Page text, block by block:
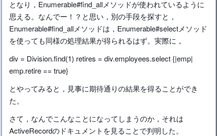
となり，Enumerable#find_allメソッドが使われているように
思える。なんでー！？と思い，別の手段を探すと，
Enumerable#find_allメソッドは，Enumerable#selectメソッド
を使っても同様の処理結果が得られるはず。実際に，
div = Division.find(1) retires = div.employees.select {|emp|
emp.retire == true}
とやってみると，見事に期待通りの結果を得ることができ
た。
さて，なんでこんなことになってしまうのか，それは
ActiveRecordのドキュメントを見ることで判明した。